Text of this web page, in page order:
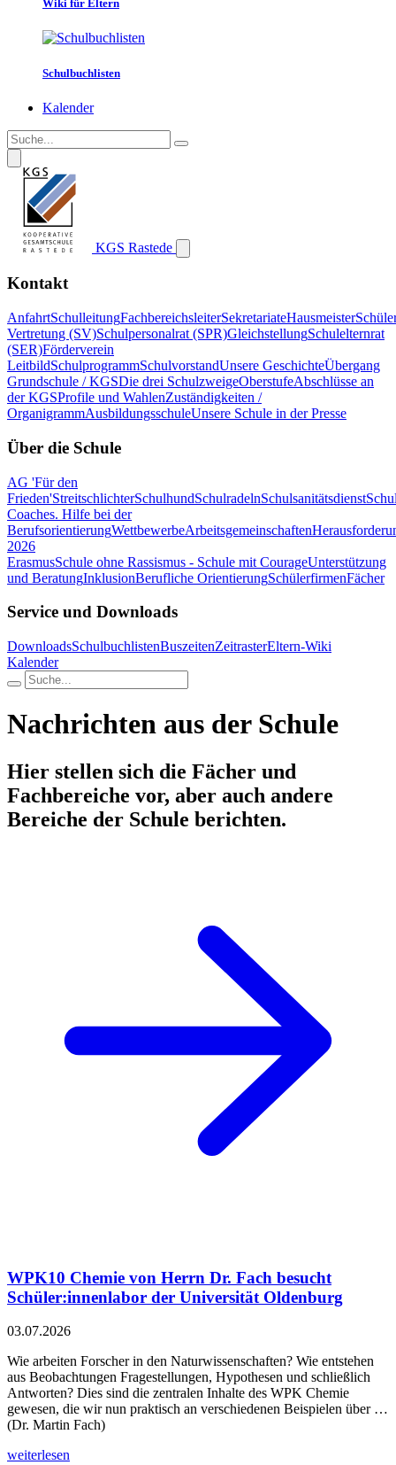
Wiki für Eltern
Schulbuchlisten
Kalender
KGS Rastede
Kontakt
AnfahrtSchulleitungFachbereichsleiterSekretariateHausmeister
Vertretung (SV)Schulpersonalrat (SPR)GleichstellungSchulelternrat
(SER)Förderverein
LeitbildSchulprogrammSchulvorstandUnsere GeschichteÜbergang
Grundschule / KGSDie drei SchulzweigeOberstufeAbschlüsse an
der KGSProfile und WahlenZuständigkeiten /
OrganigrammAusbildungsschuleUnsere Schule in der Presse
Über die Schule
AG 'Für den
Frieden'StreitschlichterSchulhundSchulradelnSchulsanitätsdienst
Coaches. Hilfe bei der
BerufsorientierungWettbewerbeArbeitsgemeinschaften
2026
ErasmusSchule ohne Rassismus - Schule mit CourageUnterstützung
und BeratungInklusionBerufliche OrientierungSchülerfirmenFächer
Service und Downloads
DownloadsSchulbuchlistenBuszeitenZeitrasterEltern-Wiki
Kalender
Nachrichten aus der Schule
Hier stellen sich die Fächer und
Fachbereiche vor, aber auch andere
Bereiche der Schule berichten.
WPK10 Chemie von Herrn Dr. Fach besucht
Schüler:innenlabor der Universität Oldenburg
03.07.2026
Wie arbeiten Forscher in den Naturwissenschaften? Wie entstehen
aus Beobachtungen Fragestellungen, Hypothesen und schließlich
Antworten? Dies sind die zentralen Inhalte des WPK Chemie
gewesen, die wir nun praktisch an verschiedenen Beispielen über …
(Dr. Martin Fach)
weiterlesen